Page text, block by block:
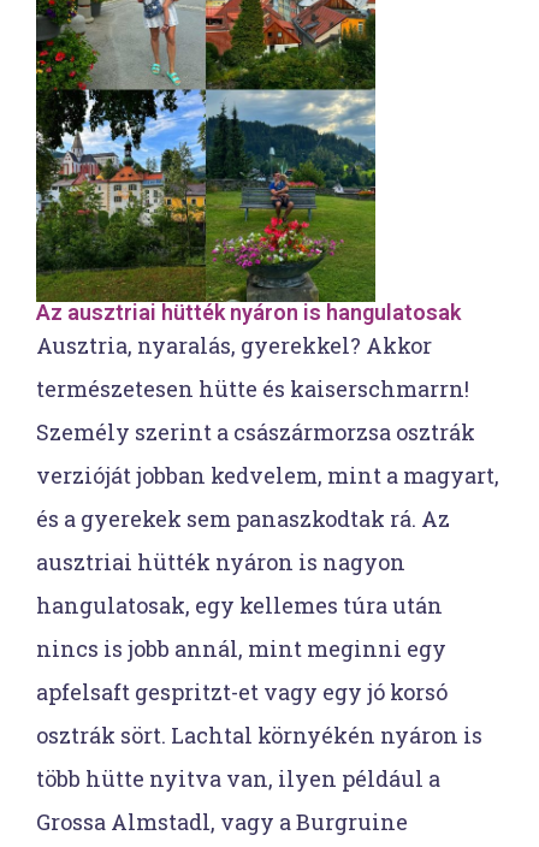
Az ausztriai hütték nyáron is hangulatosak
Ausztria, nyaralás, gyerekkel? Akkor
természetesen hütte és kaiserschmarrn!
Személy szerint a császármorzsa osztrák
verzióját jobban kedvelem, mint a magyart,
és a gyerekek sem panaszkodtak rá. Az
ausztriai hütték nyáron is nagyon
hangulatosak, egy kellemes túra után
nincs is jobb annál, mint meginni egy
apfelsaft gespritzt-et vagy egy jó korsó
osztrák sört. Lachtal környékén nyáron is
több hütte nyitva van, ilyen például a
Grossa Almstadl, vagy a Burgruine